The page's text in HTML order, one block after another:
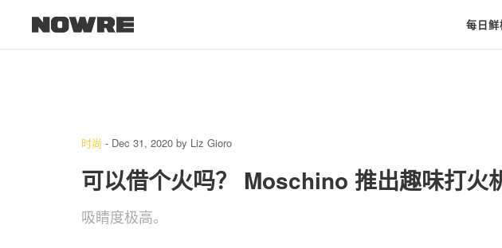
每日鲜
时尚 - Dec 31, 2020 by Liz Gioro
可以借个火吗？ Moschino 推出趣味打火
吸睛度极高。